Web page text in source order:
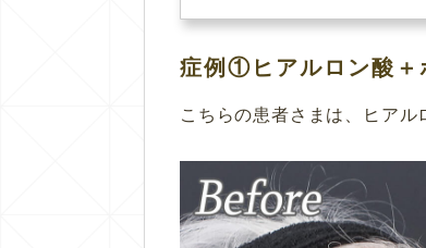
症例①ヒアルロン酸＋
こちらの患者さまは、ヒアル